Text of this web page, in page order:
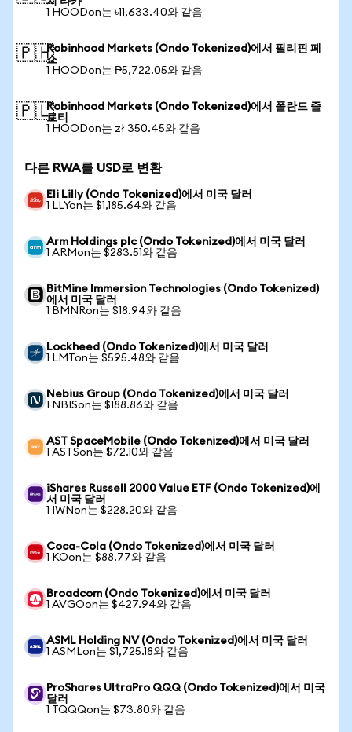
1 HOODon는 ৳11,633.40와 같음
🇵🇭Robinhood Markets (Ondo Tokenized)에서 필리핀 페
소
1 HOODon는 ₱5,722.05와 같음
🇵🇱Robinhood Markets (Ondo Tokenized)에서 폴란드 즐
로티
1 HOODon는 zł 350.45와 같음
다른 RWA를 USD로 변환
Eli Lilly (Ondo Tokenized)에서 미국 달러
1 LLYon는 $1,185.64와 같음
Arm Holdings plc (Ondo Tokenized)에서 미국 달러
1 ARMon는 $283.51와 같음
BitMine Immersion Technologies (Ondo Tokenized)
에서 미국 달러
1 BMNRon는 $18.94와 같음
Lockheed (Ondo Tokenized)에서 미국 달러
1 LMTon는 $595.48와 같음
Nebius Group (Ondo Tokenized)에서 미국 달러
1 NBISon는 $188.86와 같음
AST SpaceMobile (Ondo Tokenized)에서 미국 달러
1 ASTSon는 $72.10와 같음
iShares Russell 2000 Value ETF (Ondo Tokenized)에
서 미국 달러
1 IWNon는 $228.20와 같음
Coca-Cola (Ondo Tokenized)에서 미국 달러
1 KOon는 $88.77와 같음
Broadcom (Ondo Tokenized)에서 미국 달러
1 AVGOon는 $427.94와 같음
ASML Holding NV (Ondo Tokenized)에서 미국 달러
1 ASMLon는 $1,725.18와 같음
ProShares UltraPro QQQ (Ondo Tokenized)에서 미국
달러
1 TQQQon는 $73.80와 같음